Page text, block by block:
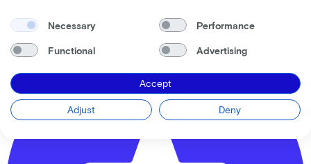
3524 BP Utrecht
Necessary Performance
Functional Advertising
Accept
Adjust Deny